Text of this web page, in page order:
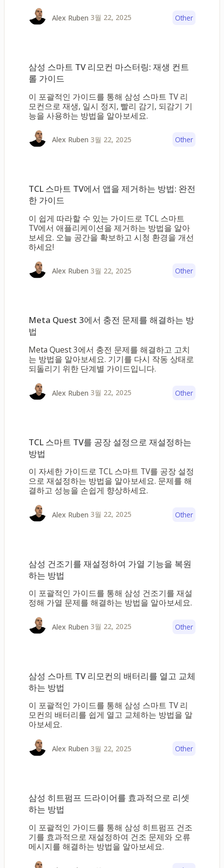
Alex Ruben 3월 22, 2025 Other
삼성 스마트 TV 리모컨 마스터링: 재생 컨트
롤 가이드
이 포괄적인 가이드를 통해 삼성 스마트 TV 리
모컨으로 재생, 일시 정지, 빨리 감기, 되감기 기
능을 사용하는 방법을 알아보세요.
Alex Ruben 3월 22, 2025 Other
TCL 스마트 TV에서 앱을 제거하는 방법: 완전
한 가이드
이 쉽게 따라할 수 있는 가이드로 TCL 스마트
TV에서 애플리케이션을 제거하는 방법을 알아
보세요. 오늘 공간을 확보하고 시청 환경을 개선
하세요!
Alex Ruben 3월 22, 2025 Other
Meta Quest 3에서 충전 문제를 해결하는 방
법
Meta Quest 3에서 충전 문제를 해결하고 고치
는 방법을 알아보세요. 기기를 다시 작동 상태로
되돌리기 위한 단계별 가이드입니다.
Alex Ruben 3월 22, 2025 Other
TCL 스마트 TV를 공장 설정으로 재설정하는
방법
이 자세한 가이드로 TCL 스마트 TV를 공장 설정
으로 재설정하는 방법을 알아보세요. 문제를 해
결하고 성능을 손쉽게 향상하세요.
Alex Ruben 3월 22, 2025 Other
삼성 건조기를 재설정하여 가열 기능을 복원
하는 방법
이 포괄적인 가이드를 통해 삼성 건조기를 재설
정해 가열 문제를 해결하는 방법을 알아보세요.
Alex Ruben 3월 22, 2025 Other
삼성 스마트 TV 리모컨의 배터리를 열고 교체
하는 방법
이 포괄적인 가이드를 통해 삼성 스마트 TV 리
모컨의 배터리를 쉽게 열고 교체하는 방법을 알
아보세요.
Alex Ruben 3월 22, 2025 Other
삼성 히트펌프 드라이어를 효과적으로 리셋
하는 방법
이 포괄적인 가이드를 통해 삼성 히트펌프 건조
기를 효과적으로 재설정하여 건조 문제와 오류
메시지를 해결하는 방법을 알아보세요.